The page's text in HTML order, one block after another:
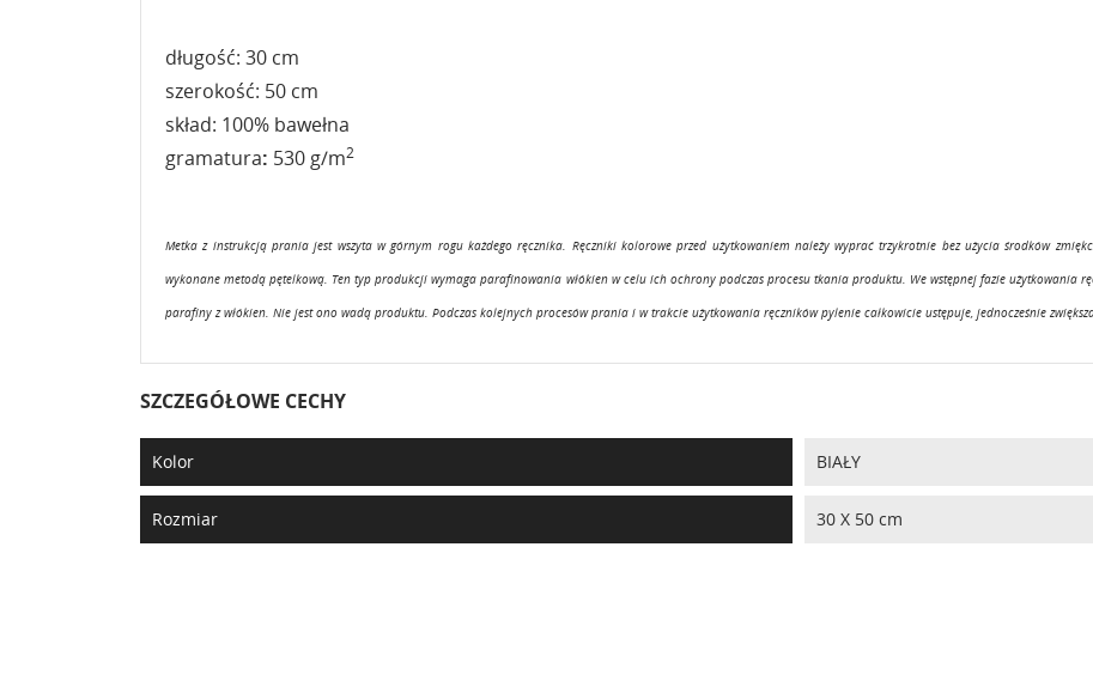
długość: 30 cm
szerokość: 50 cm
skład: 100% bawełna
gramatura: 530 g/m2
Metka z instrukcją prania jest wszyta w górnym rogu każdego ręcznika. Ręczniki kolorowe przed użytkowaniem należy wyprać trzykrotnie bez użycia środków
wykonane metodą pętelkową. Ten typ produkcji wymaga parafinowania włókien w celu ich ochrony podczas procesu tkania produktu. We wstępnej fazie użytkowania
parafiny z włókien. Nie jest ono wadą produktu. Podczas kolejnych procesów prania i w trakcie użytkowania ręczników pylenie całkowicie ustępuje, jednocześnie
SZCZEGÓŁOWE CECHY
Kolor BIAŁY
Rozmiar 30 X 50 cm